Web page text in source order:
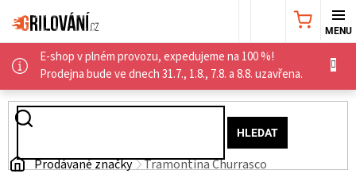
na
obsah
E-shop v plném provozu, expedujeme na 100 %!
Prodejna bude ve dnech 31.7., 1.8., 7.8. a 8.8. uzavřena.
HLEDAT
NÁKUPNÍ
AKČNÍ
NABÍDKA
Domů
Prodávané značky Tramontina Churrasco